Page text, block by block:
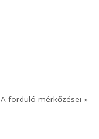
A forduló mérkőzései »